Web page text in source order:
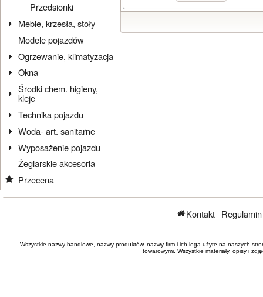
Przedsionki
Meble, krzesła, stoły
Modele pojazdów
Ogrzewanie, klimatyzacja
Okna
Środki chem. higieny,
kleje
Technika pojazdu
Woda- art. sanitarne
Wyposażenie pojazdu
Żeglarskie akcesoria
Przecena
Kontakt
Wszystkie nazwy handlowe, nazwy produktów, nazwy firm i ich loga użyte na naszych
towarowymi. Wszystkie materiały, opisy i